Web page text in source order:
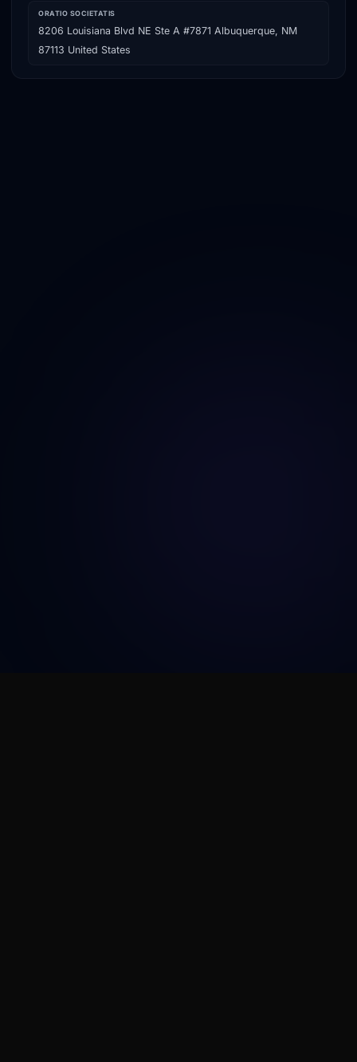
ORATIO SOCIETATIS
8206 Louisiana Blvd NE Ste A #7871 Albuquerque, NM
87113 United States